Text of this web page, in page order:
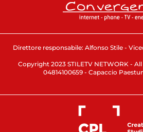
Direttore responsabile: Alfonso Stile -
Copyright 2023 STILETV NETWORK -
04814100659 - Capaccio